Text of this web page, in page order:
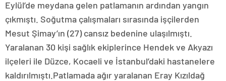
Eylül’de meydana gelen patlamanın ardından yangın
çıkmıştı. Soğutma çalışmaları sırasında işçilerden
Mesut Şimay’ın (27) cansız bedenine ulaşılmıştı.
Yaralanan 30 kişi sağlık ekiplerince Hendek ve Akyazı
ilçeleri ile Düzce, Kocaeli ve İstanbul’daki hastanelere
kaldırılmıştı.Patlamada ağır yaralanan Eray Kızıldağ